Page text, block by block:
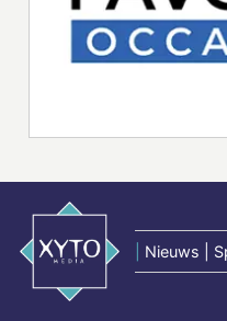
Nieuws |